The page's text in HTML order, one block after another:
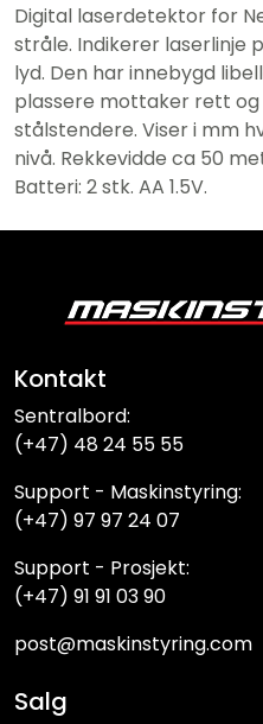
Digital laserdetektor for
stråle. Indikerer laserlinje
lyd. Den har innebygd
plassere mottaker rett
stålstendere. Viser i mm
nivå. Rekkevidde ca 50
Batteri: 2 stk. AA 1.5V.
Kontakt
Sentralbord:
(+47) 48 24 55 55
Support - Maskinstyring:
(+47) 97 97 24 07
Support - Prosjekt:
(+47) 91 91 03 90
post@maskinstyring.com
Salg